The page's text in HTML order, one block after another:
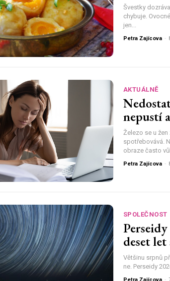
Švestky
chybuje.
jen...
Petra Zajícova -
AKTUÁLNĚ
nepustí
Železo se u
spotřebovává.
obraze často
Petra Zajícova -
SPOLEČNOST
deset
Většinu srpnů
ne. Perseidy
Petra Zajícova -